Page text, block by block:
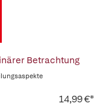
Betrachtung
14,99 €*